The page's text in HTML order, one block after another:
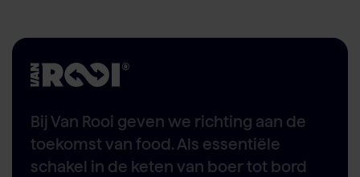
Bij Van Rooi geven we richting aan de
toekomst van food. Als essentiële
schakel in de keten van boer tot bord